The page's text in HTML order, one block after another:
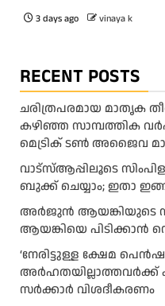
3 days ago vinaya k
RECENT POSTS
ചരിത്രപരമായ മാതൃക
കഴിഞ്ഞ സാമ്പത്തിക
മെട്രിക് ടണ്‍ അജൈവ
വാട്‌സ്ആപ്പിലൂടെ
ബുക്ക് ചെയ്യാം; ഇതാ
അർജുൻ ആയങ്കിയുടെ
ആയങ്കിയെ പിടിക്കാൻ
‘നേരിട്ടുള്ള ക്ഷേമ
അർഹതയില്ലാത്തവർക്ക്
സർക്കാ‍ർ വിശദീകരണം